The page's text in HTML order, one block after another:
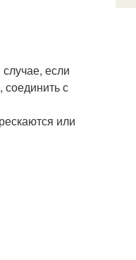
если
соединить с
или